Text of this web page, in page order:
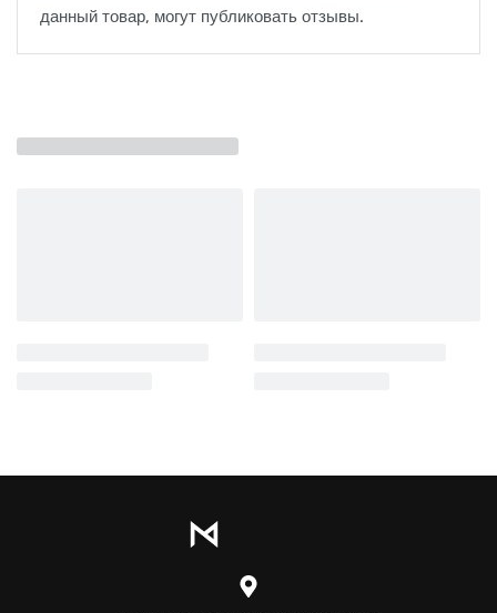
данный товар, могут публиковать отзывы.